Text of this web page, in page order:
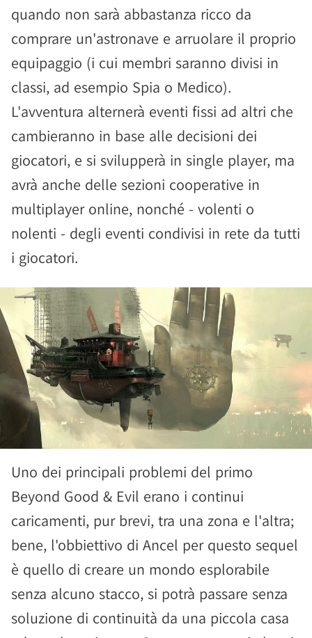
quando non sarà abbastanza ricco da
comprare un'astronave e arruolare il proprio
equipaggio (i cui membri saranno divisi in
classi, ad esempio Spia o Medico).
L'avventura alternerà eventi fissi ad altri che
cambieranno in base alle decisioni dei
giocatori, e si svilupperà in single player, ma
avrà anche delle sezioni cooperative in
multiplayer online, nonché - volenti o
nolenti - degli eventi condivisi in rete da tutti
i giocatori.
Uno dei principali problemi del primo
Beyond Good & Evil erano i continui
caricamenti, pur brevi, tra una zona e l'altra;
bene, l'obbiettivo di Ancel per questo sequel
è quello di creare un mondo esplorabile
senza alcuno stacco, si potrà passare senza
soluzione di continuità da una piccola casa